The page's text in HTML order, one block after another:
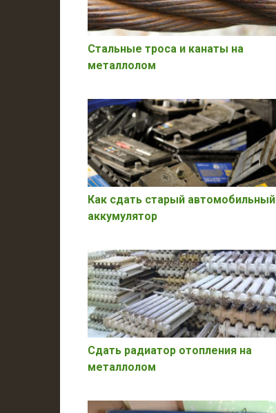
Стальные троса и канаты на
металлолом
Как сдать старый автомобильный
аккумулятор
Сдать радиатор отопления на
металлолом